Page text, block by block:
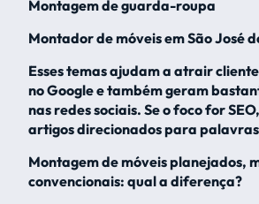
Montagem de guarda-roupa
Montador de móveis em São José
Esses temas ajudam a atrair
no Google e também geram
nas redes sociais. Se o foco for
artigos direcionados para
Montagem de móveis planejados,
convencionais: qual a diferença?